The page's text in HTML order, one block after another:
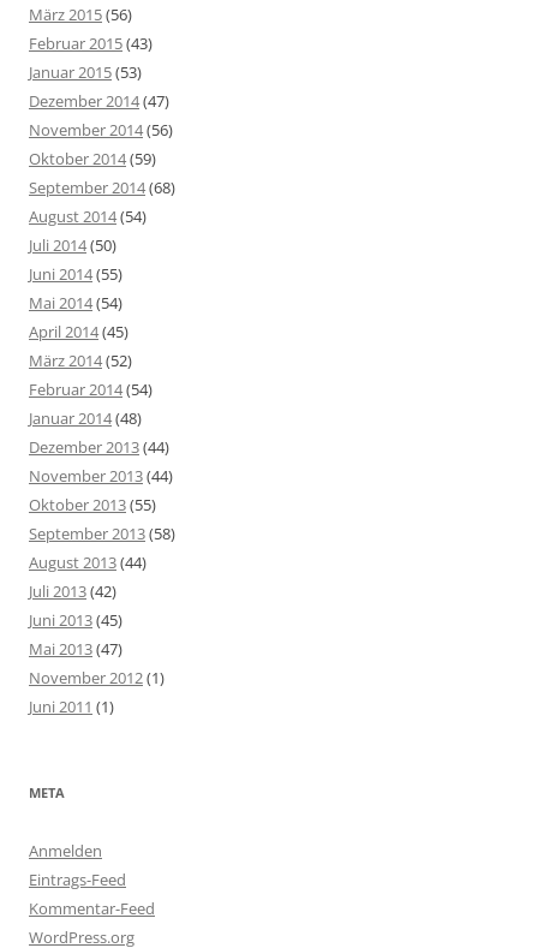
März 2015(56)
Februar 2015(43)
Januar 2015(53)
Dezember 2014(47)
November 2014(56)
Oktober 2014(59)
September 2014(68)
August 2014(54)
Juli 2014(50)
Juni 2014(55)
Mai 2014(54)
April 2014(45)
März 2014(52)
Februar 2014(54)
Januar 2014(48)
Dezember 2013(44)
November 2013(44)
Oktober 2013(55)
September 2013(58)
August 2013(44)
Juli 2013(42)
Juni 2013(45)
Mai 2013(47)
November 2012(1)
Juni 2011 (1)
META
Anmelden
Eintrags-Feed
Kommentar-Feed
WordPress.org